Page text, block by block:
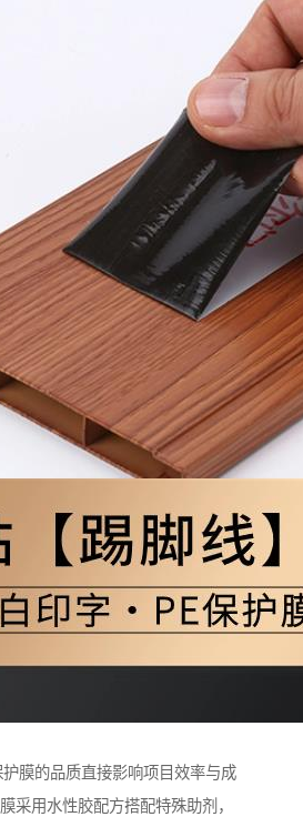
膜的品质直接影响项目效率与成
采用水性胶配方搭配特殊助剂，